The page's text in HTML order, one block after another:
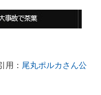
用： 尾丸ポルカさん公